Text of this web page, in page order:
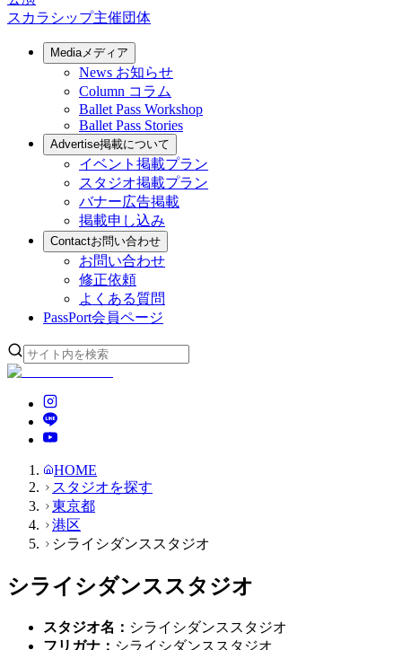
スカラシップ主催団体
Mediaメディア
News お知らせ
Column コラム
Ballet Pass Workshop
Ballet Pass Stories
Advertise掲載について
イベント掲載プラン
スタジオ掲載プラン
バナー広告掲載
掲載申し込み
Contactお問い合わせ
お問い合わせ
修正依頼
よくある質問
PassPort会員ページ
HOME
スタジオを探す
東京都
港区
シライシダンススタジオ
シライシダンススタジオ
スタジオ名 ： シライシダンススタジオ
フリガナ ： シライシダンススタジオ